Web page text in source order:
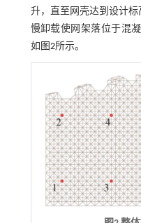
升，直至网壳达到设计
慢卸载使网架落位于混
如 图2所示。